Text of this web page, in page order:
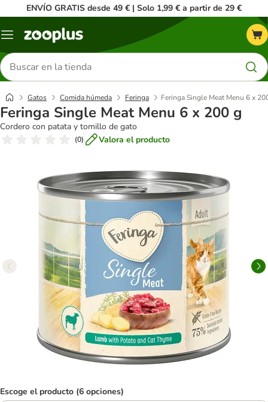
ENVÍO GRATIS desde 49 € | Solo 1,99 € a partir de 29 €
Menú
Buscar
productos
Gatos Comida húmeda Feringa Feringa Single Meat Menu 6 x
Feringa Single Meat Menu 6 x 200 g
Cordero con patata y tomillo de gato
(0) Valora el producto
Escoge el producto (6 opciones)